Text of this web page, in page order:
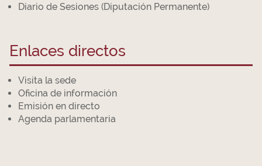
Diario de Sesiones (Diputación Permanente)
Enlaces directos
Visita la sede
Oficina de información
Emisión en directo
Agenda parlamentaria